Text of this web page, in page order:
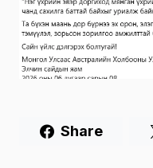
Share